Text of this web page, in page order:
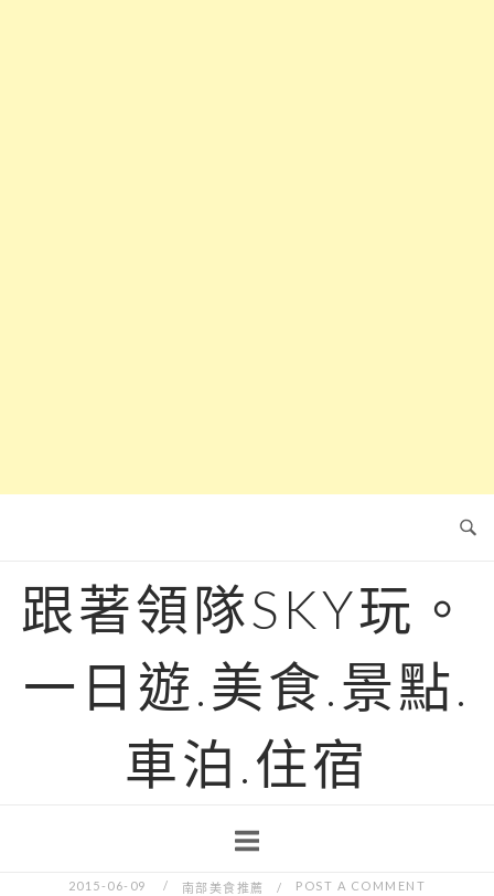
跟著領隊SKY玩。
一日遊.美食.景點.
車泊.住宿
2015-06-09 南部美食推薦 POST A COMMENT